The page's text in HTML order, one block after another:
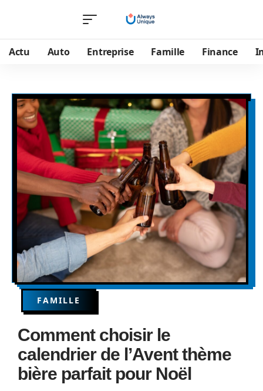
Actu Auto Entreprise Famille Finance
FAMILLE
Comment choisir le
calendrier de l’Avent thème
bière parfait pour Noël